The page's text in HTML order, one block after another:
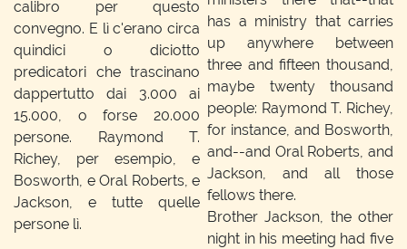
calibro per questo
convegno. E lì c'erano circa
quindici o diciotto
predicatori che trascinano
dappertutto dai 3.000 ai
15.000, o forse 20.000
persone. Raymond T.
Richey, per esempio, e
Bosworth, e Oral Roberts, e
Jackson, e tutte quelle
persone lì.
has a ministry that carries
up anywhere between
three and fifteen thousand,
maybe twenty thousand
people: Raymond T. Richey,
for instance, and Bosworth,
and--and Oral Roberts, and
Jackson, and all those
fellows there.
Brother Jackson, the other
night in his meeting had five